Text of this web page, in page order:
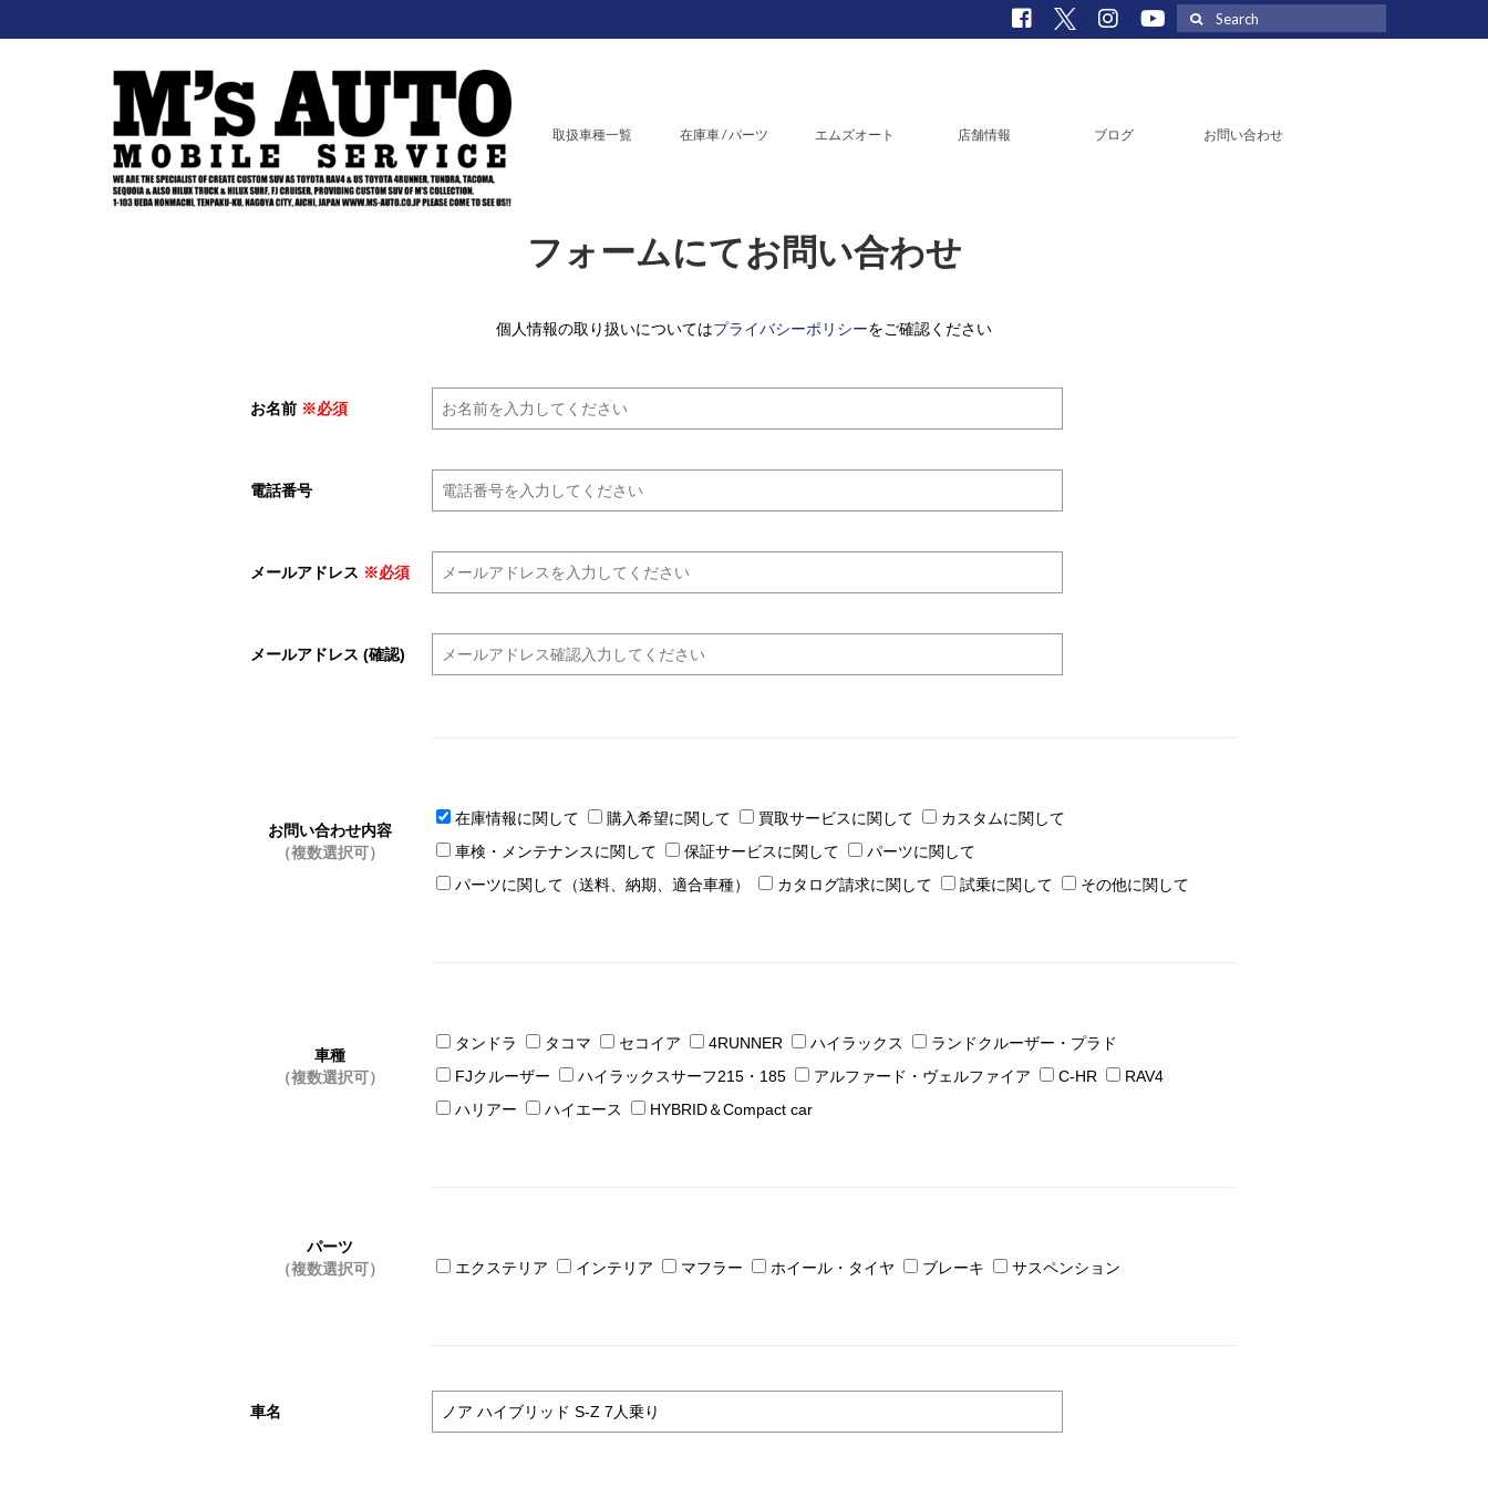
Search
for:
取扱車種一覧 在庫車 / パーツ エムズオート 店舗情報 ブログ お問い合わせ
フォームにてお問い合わせ
個人情報の取り扱いについてはプライバシーポリシーをご確認ください
お名前 ※必須
電話番号
メールアドレス ※必須
メールアドレス (確認)
お問い合わせ内容
（複数選択可）
在庫情報に関して 購入希望に関して 買取サービスに関して
カスタムに関して
車検・メンテナンスに関して
保証サービスに関して
パーツに関して
パーツに関して（送料、納期、適合車種）
カタログ請求に関して 試乗に関して その他に関して
車種
（複数選択可）
タンドラ タコマ セコイア 4RUNNER ハイラックス
ランドクルーザー・プラド
FJクルーザー
ハイラックスサーフ215・185 アルファード・ヴェルファイア C-HR
RAV4
ハリアー
ハイエース HYBRID＆Compact car
パーツ
（複数選択可）
エクステリア インテリア マフラー ホイール・タイヤ ブレーキ サスペンション
車名